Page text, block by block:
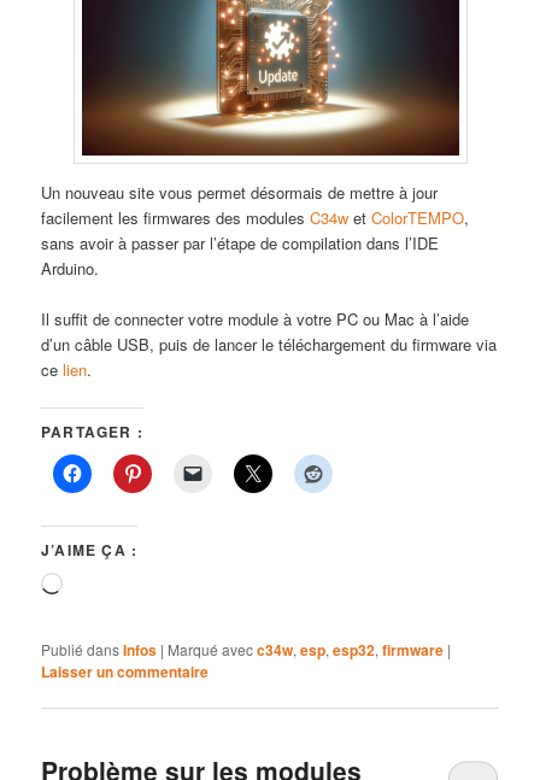
Un nouveau site vous permet désormais de mettre à jour
facilement les firmwares des modulesC34w etColorTEMPO,
sans avoir à passer par l’étape de compilation dans l’IDE
Arduino.
Il suffit de connecter votre module à votre PC ou Mac à l’aide
d’un câble USB, puis de lancer le téléchargement du firmware via
celien.
PARTAGER :
J’AIME ÇA :
Chargement…
Publié dansInfos | Marqué avecc34w,esp,esp32,firmware |
Laisser un commentaire
Problème sur les modules